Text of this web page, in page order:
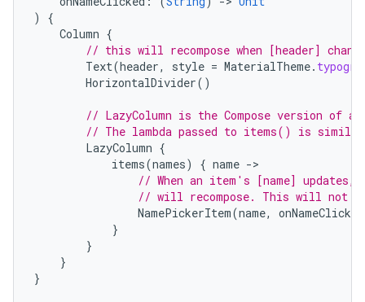
)
{
Column {
// this will recompose when [header]
Text(header, style = MaterialTheme.
HorizontalDivider()
// LazyColumn is the Compose version of a
// The lambda passed to items() is similar
LazyColumn {
items(names) { name -
// When an item's [name]
// will recompose. This will not
NamePickerItem(name, onNameClicked
}
}
}
}